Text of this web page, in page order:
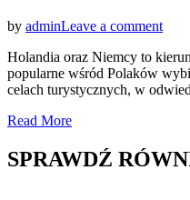
by adminLeave a commenton
i
czyli
Holandia oraz Niemcy to
popularne wśród Polaków
celach turystycznych, w
Read More
SPRAWDŹ